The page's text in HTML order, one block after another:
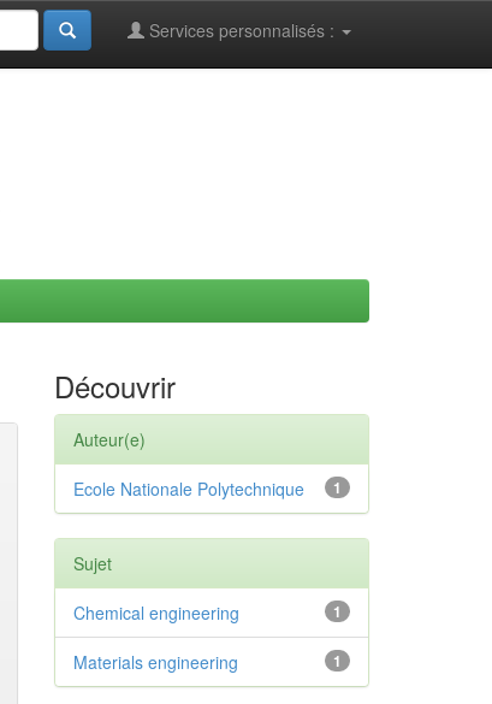
Services personnalisés :
Découvrir
Auteur(e)
1
Ecole Nationale Polytechnique
Sujet
1
Chemical engineering
1
Materials engineering